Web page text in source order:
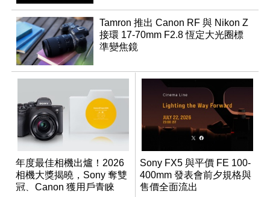
Tamron 推出 Canon RF 與 Nikon Z
接環 17-70mm F2.8 恆定大光圈標
準變焦鏡
年度最佳相機出爐！2026
相機大獎揭曉，Sony 奪雙
冠、Canon 獲用戶青睞
Sony FX5 與平價 FE 100-
400mm 發表會前夕規格與
售價全面流出